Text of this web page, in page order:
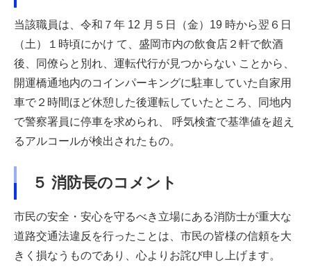
当該職員は、令和７年 12 月５日（金）19 時から翌６日
（土）１時頃にかけ て、盛岡市内の飲食店２軒で飲酒
後、同僚らと別れ、運転代行が見つからない ことから、
開運橋通地内のコインパーキングに駐車していた自家用
車で２時間ほど休憩した後運転していたところ、同地内
で警察署員に停車を求められ、 呼気検査で基準値を超え
るアルコールが検出されたもの。
５ 消防長のコメント
市民の安全・安心を守るべき立場にある消防士が重大な
道路交通法違反を行ったことは、市民の皆様の信頼を大
きく損なうものであり、心よりお詫び申し上げます。